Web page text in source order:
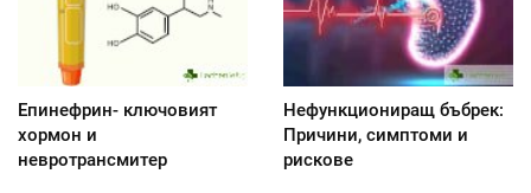
Епинефрин- ключовият
хормон и
невротрансмитер
Нефункциониращ бъбрек:
Причини, симптоми и
рискове